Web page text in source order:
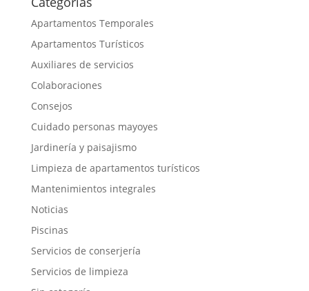
Apartamentos Temporales
Apartamentos Turísticos
Auxiliares de servicios
Colaboraciones
Consejos
Cuidado personas mayoyes
Jardinería y paisajismo
Limpieza de apartamentos turísticos
Mantenimientos integrales
Noticias
Piscinas
Servicios de conserjería
Servicios de limpieza